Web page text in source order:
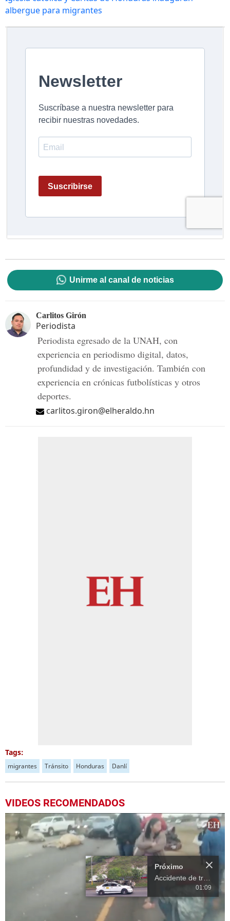
albergue para migrantes
Unirme al canal de noticias
Carlitos Girón
Periodista
Periodista egresado de la UNAH, con
experiencia en periodismo digital, datos,
profundidad y de investigación. También con
experiencia en crónicas futbolísticas y otros
deportes.
carlitos.giron@elheraldo.hn
Tags:
migrantes Tránsito Honduras Danlí
VIDEOS RECOMENDADOS
Próximo
01:09